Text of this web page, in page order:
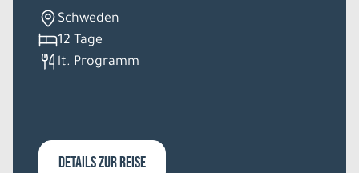
Schweden
12 Tage
lt. Programm
DETAILS ZUR REISE